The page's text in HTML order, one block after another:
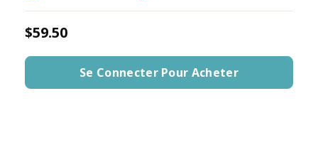
$59.50
Se Connecter Pour Acheter